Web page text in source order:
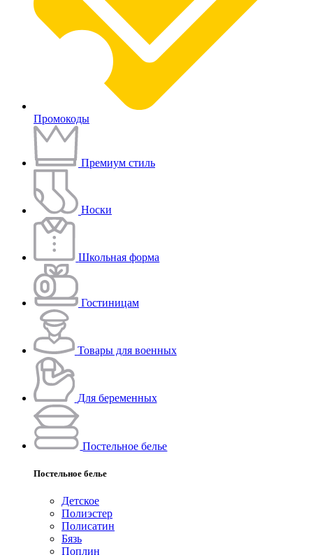
Промокоды
Премиум стиль
Носки
Школьная форма
Гостиницам
Товары для военных
Для беременных
Постельное белье
Постельное белье
Детское
Полиэстeр
Полисатин
Бязь
Поплин